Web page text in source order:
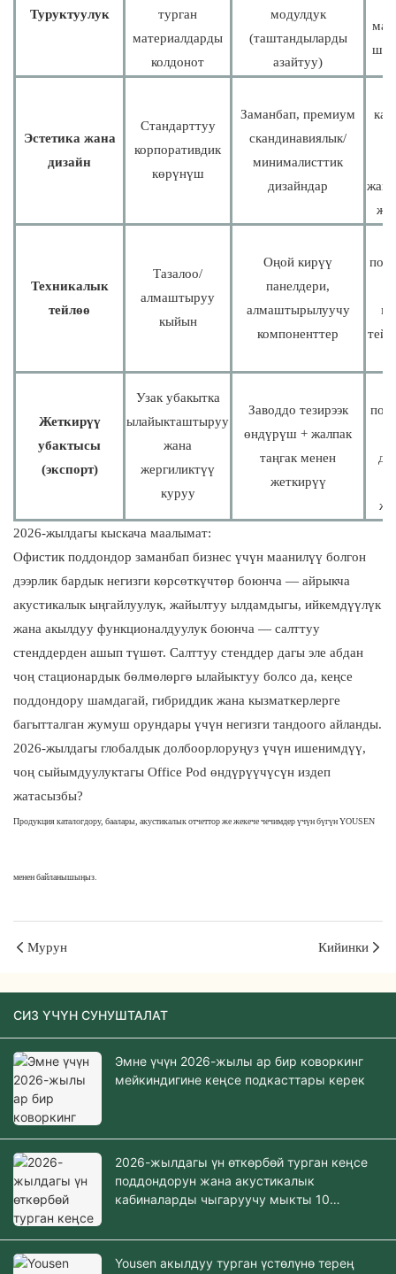
Туруктуулук
турган
материалдарды
колдонот
модулдук
(таштандыларды
азайтуу)
Эстетика жана
дизайн
Стандарттуу
корпоративдик
көрүнүш
Заманбап, премиум
скандинавиялык/
минималисттик
дизайндар
Техникалык
тейлөө
Тазалоо/
алмаштыруу
кыйын
Оңой кирүү
панелдери,
алмаштырылуучу
компоненттер
Жеткирүү
убактысы
(экспорт)
Узак убакытка
ылайыкташтыруу
жана
жергиликтүү
куруу
Заводдо тезирээк
өндүрүш + жалпак
таңгак менен
жеткирүү
2026-жылдагы кыскача маалымат:
Офистик поддондор заманбап бизнес үчүн маанилүү болгон
дээрлик бардык негизги көрсөткүчтөр боюнча — айрыкча
акустикалык ыңгайлуулук, жайылтуу ылдамдыгы, ийкемдүүлүк
жана акылдуу функционалдуулук боюнча — салттуу
стенддерден ашып түшөт. Салттуу стенддер дагы эле абдан
чоң стационардык бөлмөлөргө ылайыктуу болсо да, кеңсе
поддондору шамдагай, гибриддик жана кызматкерлерге
багытталган жумуш орундары үчүн негизги тандоого айланды.
2026-жылдагы глобалдык долбоорлоруңуз үчүн ишенимдүү,
чоң сыйымдуулуктагы Office Pod өндүрүүчүсүн издеп
жатасызбы?
Продукция каталогдору, баалары, акустикалык отчеттор же жекече чечимдер үчүн бүгүн YOUSEN
менен байланышыңыз.
Мурун Кийинки
СИЗ ҮЧҮН СУНУШТАЛАТ
Эмне үчүн 2026-жылы ар бир коворкинг
мейкиндигине кеңсе подкасттары керек
2026-жылдагы үн өткөрбөй турган кеңсе
поддондорун жана акустикалык
кабиналарды чыгаруучу мыкты 10
Yousen акылдуу турган үстөлүнө терең